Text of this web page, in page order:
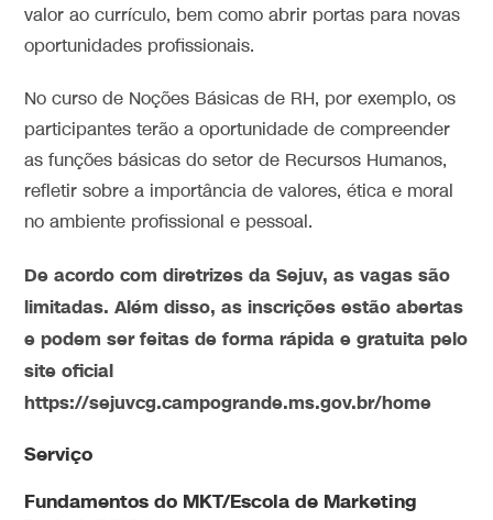
valor ao currículo, bem como abrir portas para novas
oportunidades profissionais.
No curso de Noções Básicas de RH, por exemplo, os
participantes terão a oportunidade de compreender
as funções básicas do setor de Recursos Humanos,
refletir sobre a importância de valores, ética e moral
no ambiente profissional e pessoal.
De acordo com diretrizes da Sejuv, as vagas são
limitadas. Além disso, as inscrições estão abertas
e podem ser feitas de forma rápida e gratuita pelo
site oficial
https://sejuvcg.campogrande.ms.gov.br/home
Serviço
Fundamentos do MKT/Escola de Marketing